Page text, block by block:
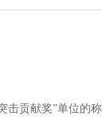
贡献奖”单位的称